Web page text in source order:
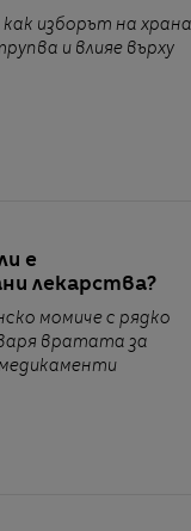
изборът на храна
и влияе върху
е
лекарства?
момиче с рядко
вратата за